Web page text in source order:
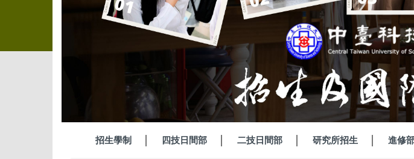
招生學制 四技日間部 二技日間部 研究所招生 進修